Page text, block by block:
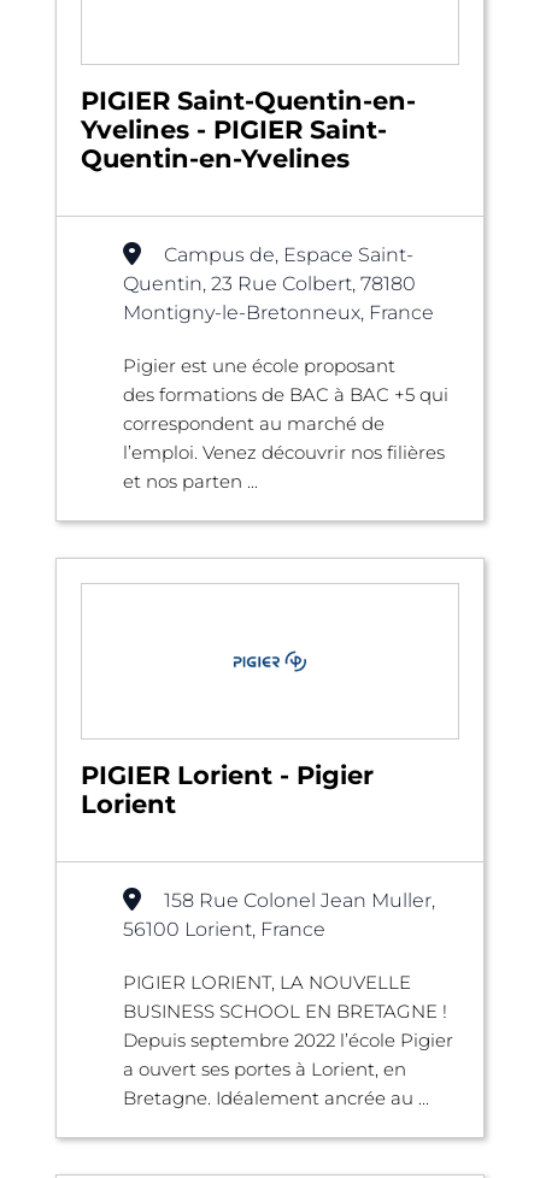
PIGIER Saint-Quentin-en-
Yvelines - PIGIER Saint-
Quentin-en-Yvelines
Campus de, Espace Saint-
Quentin, 23 Rue Colbert, 78180
Montigny-le-Bretonneux, France
Pigier est une école proposant
des formations de BAC à BAC +5 qui
correspondent au marché de
l’emploi. Venez découvrir nos filières
et nos parten ...
PIGIER Lorient - Pigier
Lorient
158 Rue Colonel Jean Muller,
56100 Lorient, France
PIGIER LORIENT, LA NOUVELLE
BUSINESS SCHOOL EN BRETAGNE !
Depuis septembre 2022 l’école Pigier
a ouvert ses portes à Lorient, en
Bretagne. Idéalement ancrée au ...